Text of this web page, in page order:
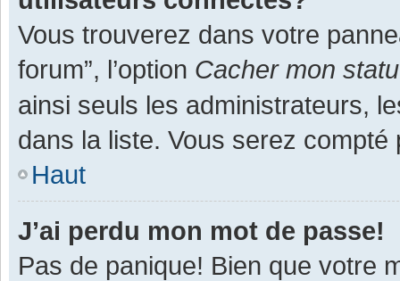
Vous trouverez dans votre
forum”, l’option Cacher mon
ainsi seuls les administrateurs,
dans la liste. Vous serez
Haut
J’ai perdu mon mot de passe!
Pas de panique! Bien que votre